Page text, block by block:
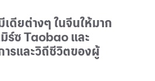
ดียต่างๆ ในจีนให้มาก
ร์ซTaobao และ
รและวิถีชีวิตของผู้